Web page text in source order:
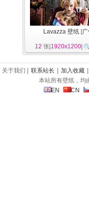
Lavazza 壁纸 [
12 张| 1920x1200
关于我们 | 联系站长 加入收藏
本站所有壁纸，均
EN
CN